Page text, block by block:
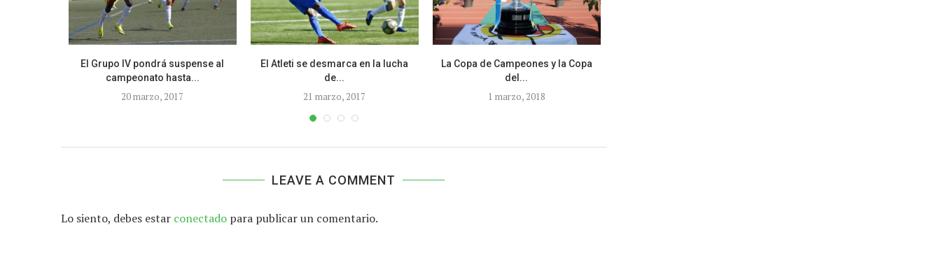
El Grupo IV pondrá suspense al
campeonato hasta...
20 marzo, 2017
El Atleti se desmarca en la lucha
de...
21 marzo, 2017
La Copa de Campeones y la Copa
del...
1 marzo, 2018
LEAVE A COMMENT
Lo siento, debes estar conectado para publicar un comentario.